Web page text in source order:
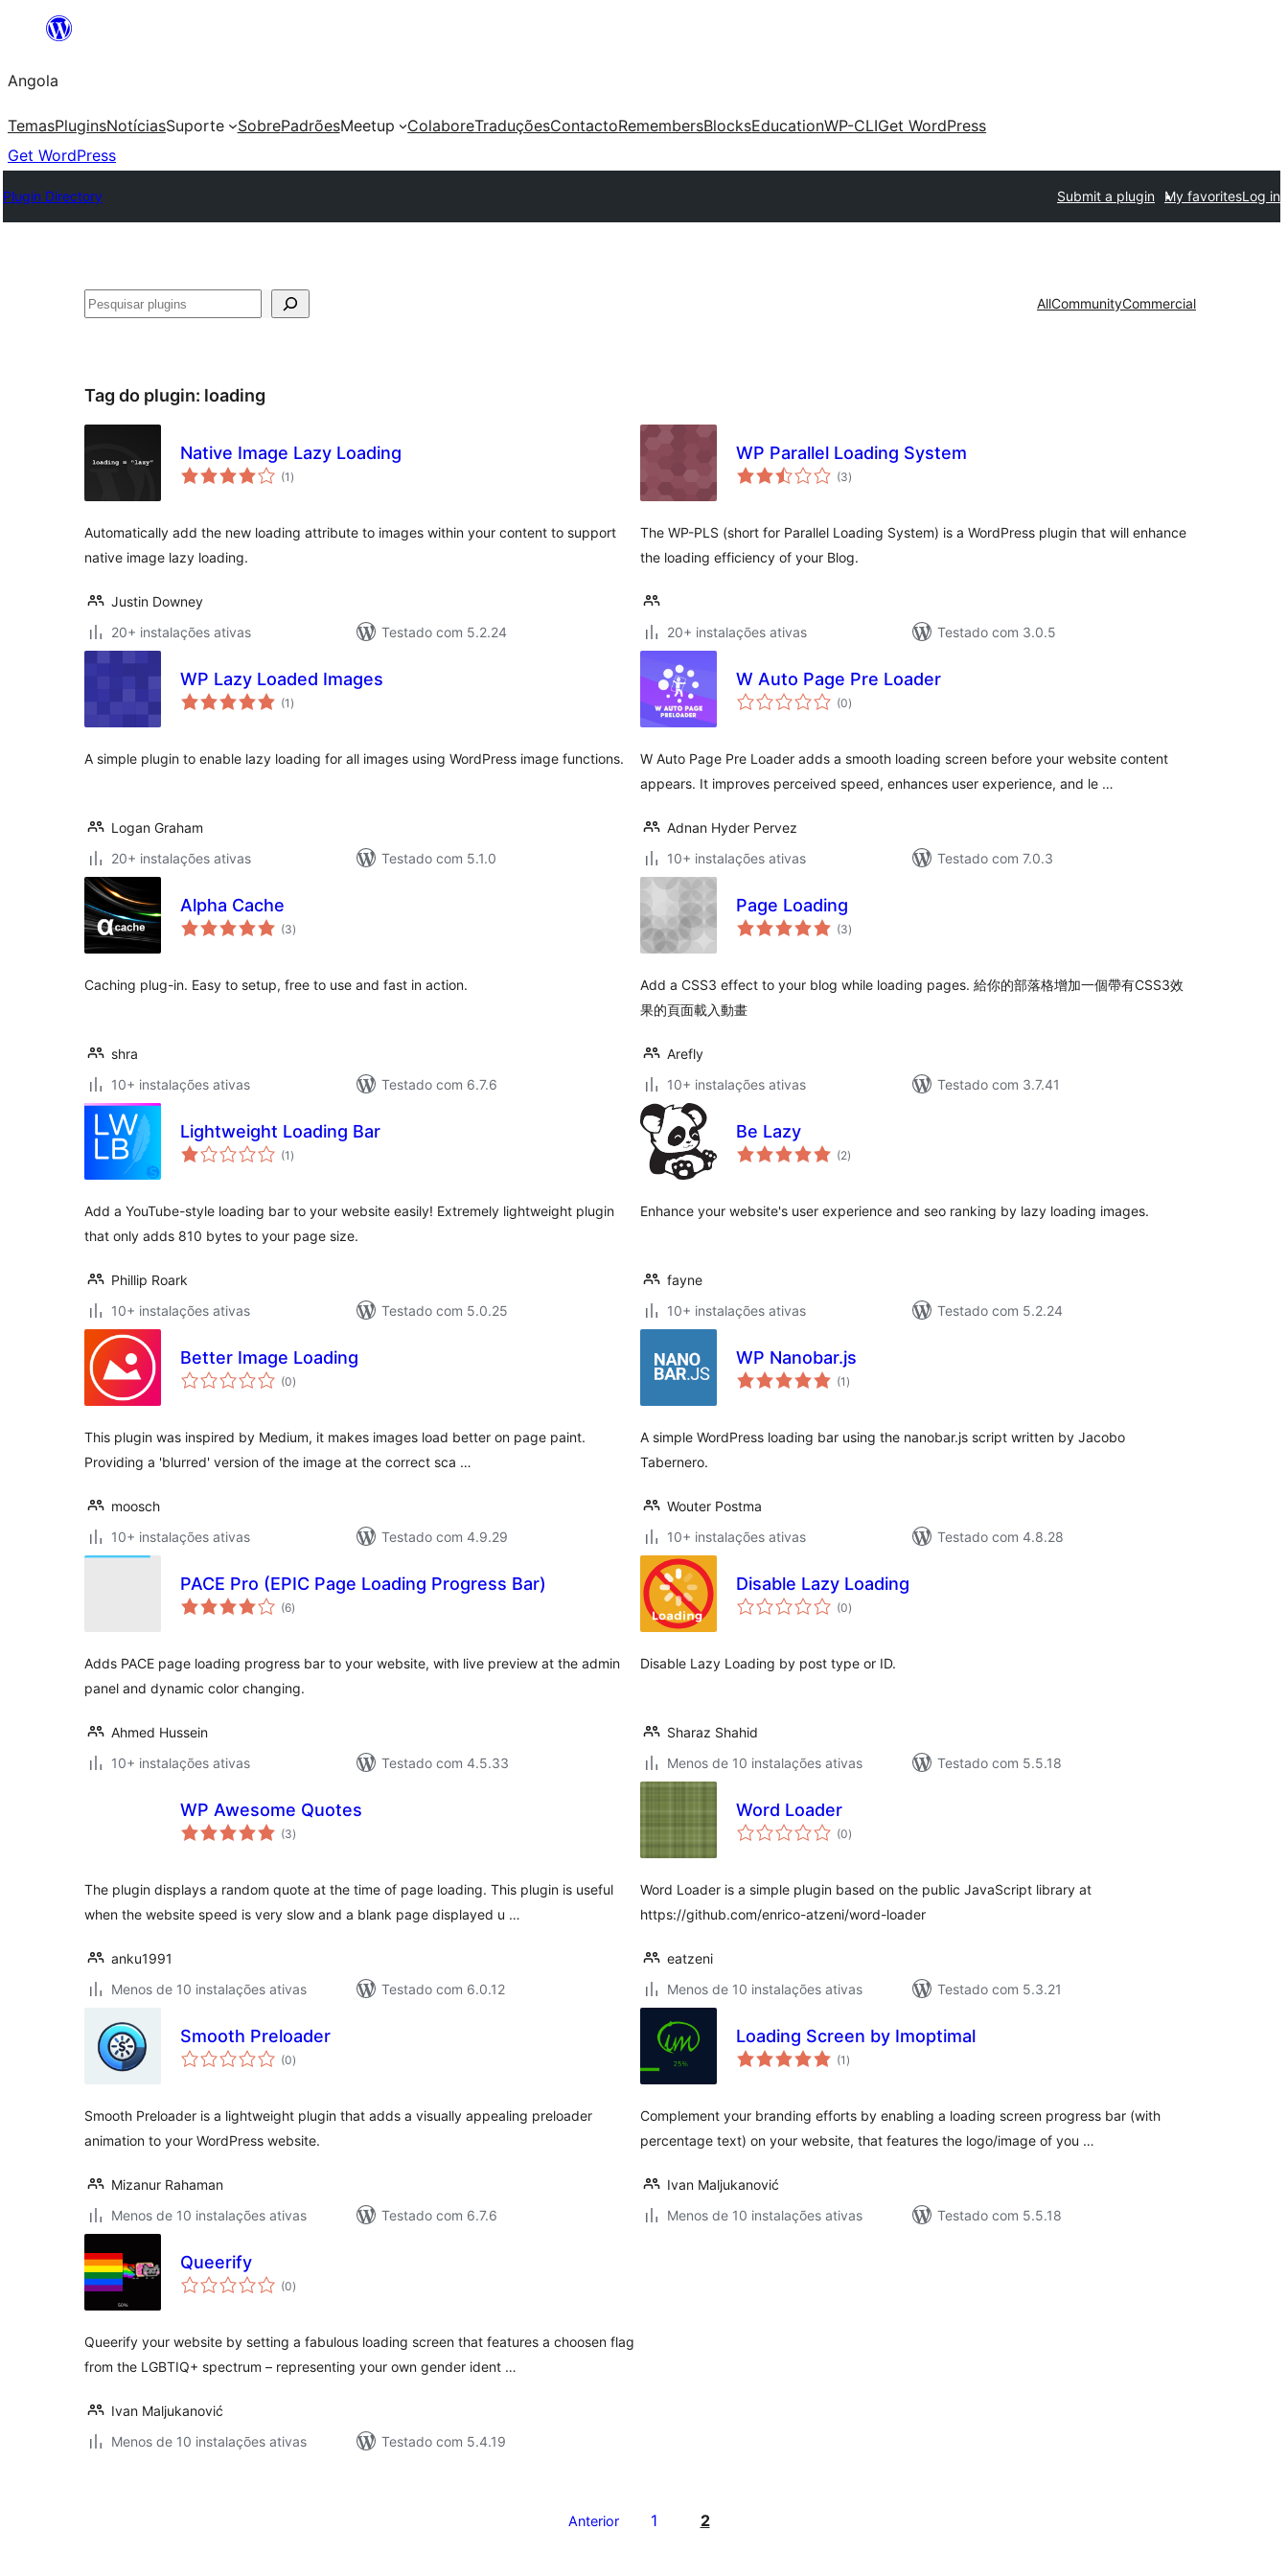
Saltar
o
conteúdo
Angola
TemasPluginsNotíciasSuporte SobrePadrõesMeetup ColaboreTraduçõesContactoRemembersBlocksEducationWP-CLIGet WordPress
Get WordPress
Plugin Directory Submit a plugin My favoritesLog in
Pesquisar AllCommunityCommercial
Tag do plugin: loading
Native Image Lazy Loading
(1 avaliações
totais
)
Automatically add the new loading attribute to images within your content to support
native image lazy loading.
Justin Downey
20+ instalações ativas
Testado com 5.2.24
WP Parallel Loading System
(3avaliações
totais
)
The WP-PLS (short for Parallel Loading System) is a WordPress plugin that will enhance
the loading efficiency of your Blog.
20+ instalações ativas Testado com 3.0.5
WP Lazy Loaded Images
(1 avaliações
totais
)
A simple plugin to enable lazy loading for all images using WordPress image functions.
Logan Graham
20+ instalações ativas
Testado com 5.1.0
W Auto Page Pre Loader
(0avaliações
totais
)
W Auto Page Pre Loader adds a smooth loading screen before your website content
appears. It improves perceived speed, enhances user experience, and le …
Adnan Hyder Pervez
10+ instalações ativas
Testado com 7.0.3
Alpha Cache
(3avaliações
totais
)
Caching plug-in. Easy to setup, free to use and fast in action.
shra
10+ instalações ativas
Testado com 6.7.6
Page Loading
(3avaliações
totais
)
Add a CSS3 effect to your blog while loading pages. 給你的部落格增加一個帶有CSS3效
果的頁面載入動畫
Arefly
10+ instalações ativas
Testado com 3.7.41
Lightweight Loading Bar
(1 avaliações
totais
)
Add a YouTube-style loading bar to your website easily! Extremely lightweight plugin
that only adds 810 bytes to your page size.
Phillip Roark
10+ instalações ativas
Testado com 5.0.25
Be Lazy
(2avaliações
totais
)
Enhance your website's user experience and seo ranking by lazy loading images.
fayne
10+ instalações ativas
Testado com 5.2.24
Better Image Loading
(0avaliações
totais
)
This plugin was inspired by Medium, it makes images load better on page paint.
Providing a 'blurred' version of the image at the correct sca …
moosch
10+ instalações ativas
Testado com 4.9.29
WP Nanobar.js
(1 avaliações
totais
)
A simple WordPress loading bar using the nanobar.js script written by Jacobo
Tabernero.
Wouter Postma
10+ instalações ativas
Testado com 4.8.28
PACE Pro (EPIC Page Loading Progress Bar)
(6avaliações
totais
)
Adds PACE page loading progress bar to your website, with live preview at the admin
panel and dynamic color changing.
Ahmed Hussein
10+ instalações ativas
Testado com 4.5.33
Disable Lazy Loading
(0avaliações
totais
)
Disable Lazy Loading by post type or ID.
Sharaz Shahid
Menos de 10 instalações ativas
Testado com 5.5.18
WP Awesome Quotes
(3avaliações
totais
)
The plugin displays a random quote at the time of page loading. This plugin is useful
when the website speed is very slow and a blank page displayed u …
anku1991
Menos de 10 instalações ativas
Testado com 6.0.12
Word Loader
(0avaliações
totais
)
Word Loader is a simple plugin based on the public JavaScript library at
https://github.com/enrico-atzeni/word-loader
eatzeni
Menos de 10 instalações ativas
Testado com 5.3.21
Smooth Preloader
(0avaliações
totais
)
Smooth Preloader is a lightweight plugin that adds a visually appealing preloader
animation to your WordPress website.
Mizanur Rahaman
Menos de 10 instalações ativas
Testado com 6.7.6
Loading Screen by Imoptimal
(1 avaliações
totais
)
Complement your branding efforts by enabling a loading screen progress bar (with
percentage text) on your website, that features the logo/image of you …
Ivan Maljukanović
Menos de 10 instalações ativas
Testado com 5.5.18
Queerify
(0avaliações
totais
)
Queerify your website by setting a fabulous loading screen that features a choosen flag
from the LGBTIQ+ spectrum – representing your own gender ident …
Ivan Maljukanović
Menos de 10 instalações ativas
Testado com 5.4.19
Anterior 1 2